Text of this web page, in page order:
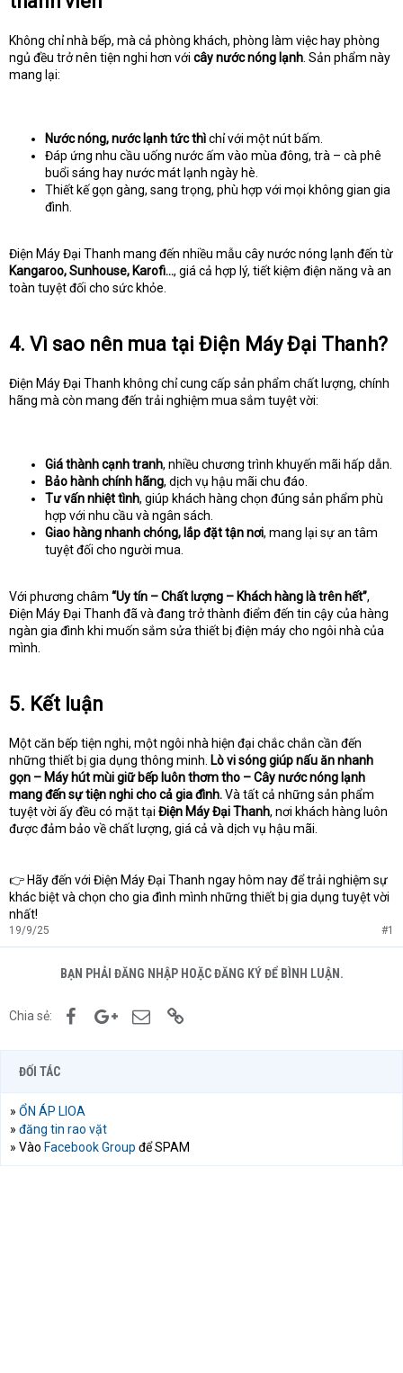
Không chỉ nhà bếp, mà cả phòng khách, phòng làm việc hay phòng
ngủ đều trở nên tiện nghi hơn với cây nước nóng lạnh. Sản phẩm này
mang lại:
Nước nóng, nước lạnh tức thìchỉ với một nút bấm.
Đáp ứng nhu cầu uống nước ấm vào mùa đông, trà – cà phê
buổi sáng hay nước mát lạnh ngày hè.
Thiết kế gọn gàng, sang trọng, phù hợp với mọi không gian gia
đình.
Điện Máy Đại Thanh mang đến nhiều mẫu cây nước nóng lạnh đến từ
Kangaroo, Sunhouse, Karofi…, giá cả hợp lý, tiết kiệm điện năng và an
toàn tuyệt đối cho sức khỏe.
4. Vì sao nên mua tại Điện Máy Đại Thanh?
Điện Máy Đại Thanh không chỉ cung cấp sản phẩm chất lượng, chính
hãng mà còn mang đến trải nghiệm mua sắm tuyệt vời:
Giá thành cạnh tranh, nhiều chương trình khuyến mãi hấp dẫn.
Bảo hành chính hãng, dịch vụ hậu mãi chu đáo.
Tư vấn nhiệt tình, giúp khách hàng chọn đúng sản phẩm phù
hợp với nhu cầu và ngân sách.
Giao hàng nhanh chóng, lắp đặt tận nơi, mang lại sự an tâm
tuyệt đối cho người mua.
Với phương châm “Uy tín – Chất lượng – Khách hàng là trên hết”,
Điện Máy Đại Thanh đã và đang trở thành điểm đến tin cậy của hàng
ngàn gia đình khi muốn sắm sửa thiết bị điện máy cho ngôi nhà của
mình.
5. Kết luận
Một căn bếp tiện nghi, một ngôi nhà hiện đại chắc chắn cần đến
những thiết bị gia dụng thông minh. Lò vi sóng giúp nấu ăn nhanh
gọn – Máy hút mùi giữ bếp luôn thơm tho – Cây nước nóng lạnh
mang đến sự tiện nghi cho cả gia đình.Và tất cả những sản phẩm
tuyệt vời ấy đều có mặt tại Điện Máy Đại Thanh, nơi khách hàng luôn
được đảm bảo về chất lượng, giá cả và dịch vụ hậu mãi.
👉 Hãy đến với Điện Máy Đại Thanh ngay hôm nay để trải nghiệm sự
khác biệt và chọn cho gia đình mình những thiết bị gia dụng tuyệt vời
nhất!
19/9/25 #1
BẠN PHẢI ĐĂNG NHẬP HOẶC ĐĂNG KÝ ĐỂ BÌNH LUẬN.
Chia sẻ: FacebookGoogle+Email
ĐỐI TÁC
» ỔN ÁP LIOA
» đăng tin rao vặt
» Vào Facebook Group để SPAM